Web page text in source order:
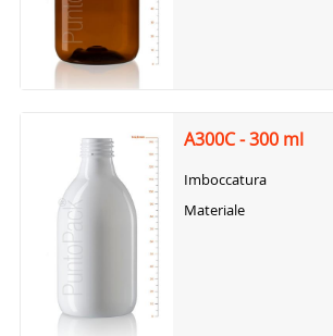
A300C - 300 ml
Imboccatura
Materiale